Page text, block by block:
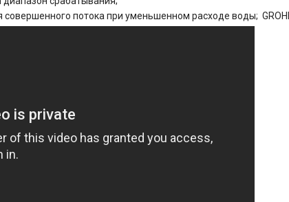
совершенного потока при уменьшенном расходе воды;